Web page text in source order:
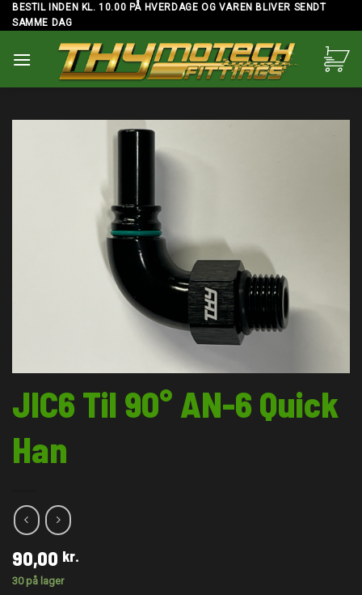
Skip
to
BESTIL INDEN KL. 10.00 PÅ HVERDAGE OG VAREN BLIVER SENDT
SAMME DAG
JIC6 Til 90° AN-6 Quick
Han
90,00 kr.
30 på lager